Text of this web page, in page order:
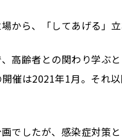
から、「してあげる」
高齢者との関わり学
催は2021年1月。それ
でしたが、感染症対策